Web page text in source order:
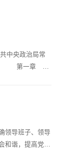
中央政治局常
布） 第一章 总
和国宪法》、
二条 坚持以马
领导班子、领导
和谐，提高党的